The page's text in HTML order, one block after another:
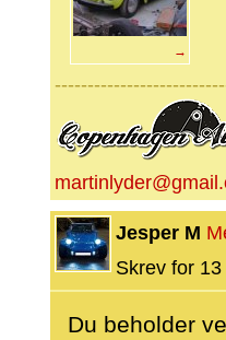
→
Jesper M
Skrev for
Du beholder